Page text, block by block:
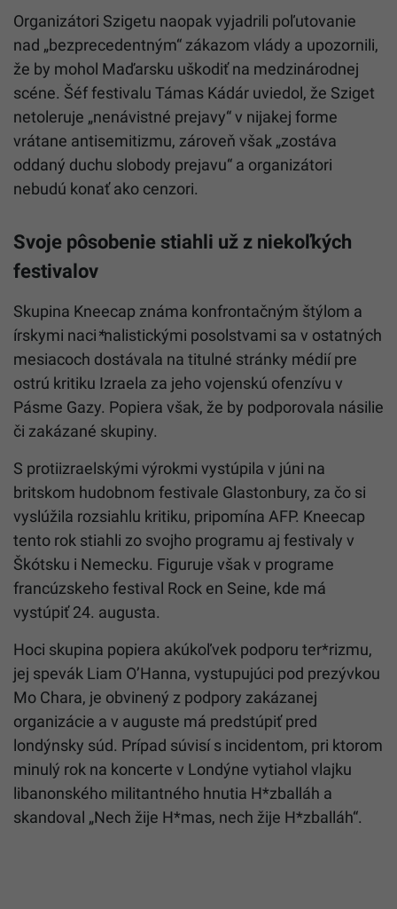
Organizátori Szigetu naopak vyjadrili poľutovanie
nad „bezprecedentným“ zákazom vlády a upozornili,
že by mohol Maďarsku uškodiť na medzinárodnej
scéne. Šéf festivalu Támas Kádár uviedol, že Sziget
netoleruje „nenávistné prejavy“ v nijakej forme
vrátane antisemitizmu, zároveň však „zostáva
oddaný duchu slobody prejavu“ a organizátori
nebudú konať ako cenzori.
Svoje pôsobenie stiahli už z niekoľkých
festivalov
Skupina Kneecap známa konfrontačným štýlom a
írskymi naci*nalistickými posolstvami sa v ostatných
mesiacoch dostávala na titulné stránky médií pre
ostrú kritiku Izraela za jeho vojenskú ofenzívu v
Pásme Gazy. Popiera však, že by podporovala násilie
či zakázané skupiny.
S protiizraelskými výrokmi vystúpila v júni na
britskom hudobnom festivale Glastonbury, za čo si
vyslúžila rozsiahlu kritiku, pripomína AFP. Kneecap
tento rok stiahli zo svojho programu aj festivaly v
Škótsku i Nemecku. Figuruje však v programe
francúzskeho festival Rock en Seine, kde má
vystúpiť 24. augusta.
Hoci skupina popiera akúkoľvek podporu ter*rizmu,
jej spevák Liam O’Hanna, vystupujúci pod prezývkou
Mo Chara, je obvinený z podpory zakázanej
organizácie a v auguste má predstúpiť pred
londýnsky súd. Prípad súvisí s incidentom, pri ktorom
minulý rok na koncerte v Londýne vytiahol vlajku
libanonského militantného hnutia H*zballáh a
skandoval „Nech žije H*mas, nech žije H*zballáh“.